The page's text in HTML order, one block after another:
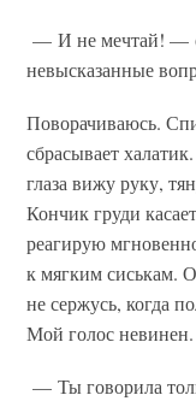
— И не мечтай! —
невысказанные
Поворачиваюсь.
сбрасывает
глаза вижу руку,
Кончик груди
реагирую
к мягким сиськам.
не сержусь, когда
Мой голос невинен.
— Ты говорила